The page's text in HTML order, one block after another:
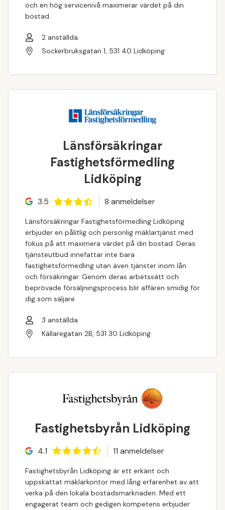
och en hög servicenivå maximerar värdet på din
bostad.
2anställda
Sockerbruksgatan 1, 531 40 Lidköping
Länsförsäkringar
Fastighetsförmedling
Lidköping
3.5 8 anmeldelser
Länsförsäkringar Fastighetsförmedling Lidköping
erbjuder en pålitlig och personlig mäklartjänst med
fokus på att maximera värdet på din bostad. Deras
tjänsteutbud innefattar inte bara
fastighetsförmedling utan även tjänster inom lån
och försäkringar. Genom deras arbetssätt och
beprövade försäljningsprocess blir affären smidig för
dig som säljare.
3 anställda
Källaregatan 2B, 531 30 Lidköping
Fastighetsbyrån Lidköping
4.1 11 anmeldelser
Fastighetsbyrån Lidköping är ett erkänt och
uppskattat mäklarkontor med lång erfarenhet av att
verka på den lokala bostadsmarknaden. Med ett
engagerat team och gedigen kompetens erbjuder